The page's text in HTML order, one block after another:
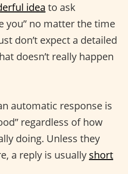
idea to ask
you” no matter the time
don’t expect a detailed
doesn’t really happen
automatic response is
regardless of how
doing. Unless they
a reply is usually short